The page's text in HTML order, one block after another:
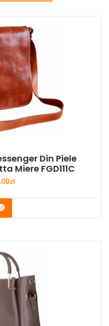
Din Piele
Miere FGD111C
zł
Buy Now